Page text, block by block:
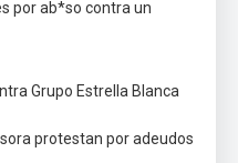
por ab*so contra un
Grupo Estrella Blanca
protestan por adeudos